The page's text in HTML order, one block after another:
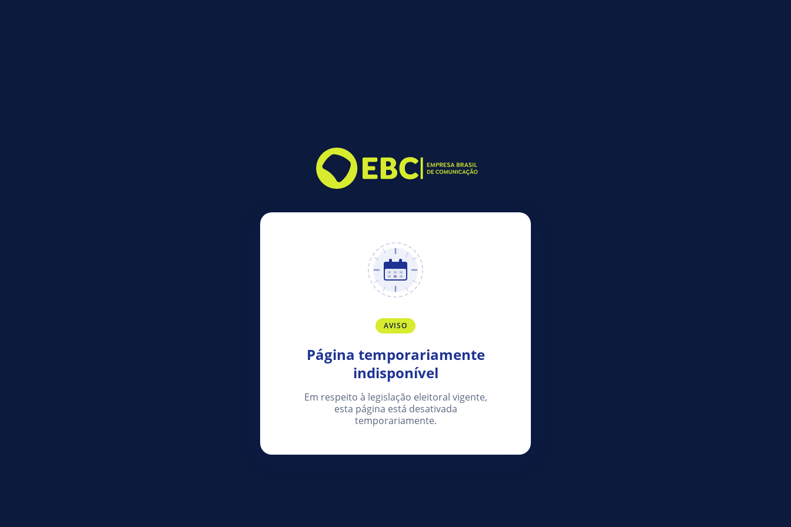
AVISO
Página temporariamente
indisponível
Em respeito à legislação eleitoral vigente,
esta página está desativada
temporariamente.